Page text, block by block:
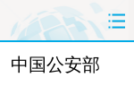
経済
中国公安部